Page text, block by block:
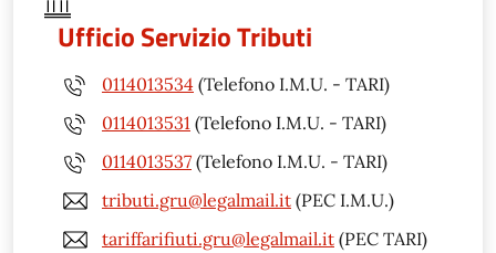
Ufficio Servizio Tributi
0114013534 (Telefono I.M.U. - TARI)
0114013531 (Telefono I.M.U. - TARI)
0114013537 (Telefono I.M.U. - TARI)
tributi.gru@legalmail.it (PEC I.M.U.)
tariffarifiuti.gru@legalmail.it (PEC TARI)